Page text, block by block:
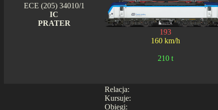
ECE (205) 34010/1
IC
PRATER
193
160 km/h
210 t
Relacja:
Kursuje:
Obiegi: